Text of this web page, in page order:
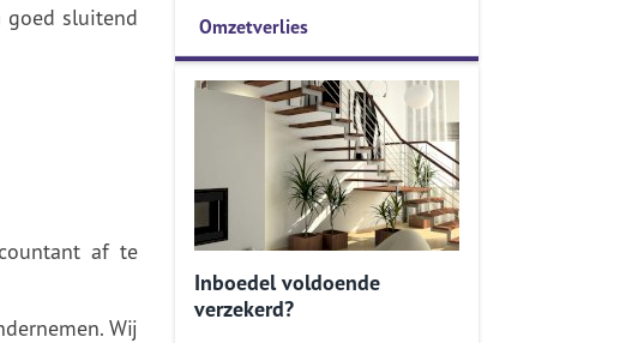
goed sluitend
af te
Wij
Omzetverlies
Inboedel voldoende
verzekerd?